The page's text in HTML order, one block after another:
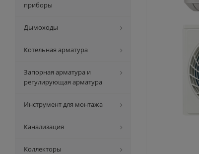
приборы
Дымоходы
Котельная арматура
Запорная арматура и
регулирующая арматура
Инструмент для монтажа
Канализация
Коллекторы